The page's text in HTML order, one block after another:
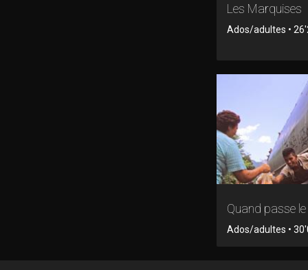
Les Marquises
Ados/adultes •
Quand passe
Ados/adultes •